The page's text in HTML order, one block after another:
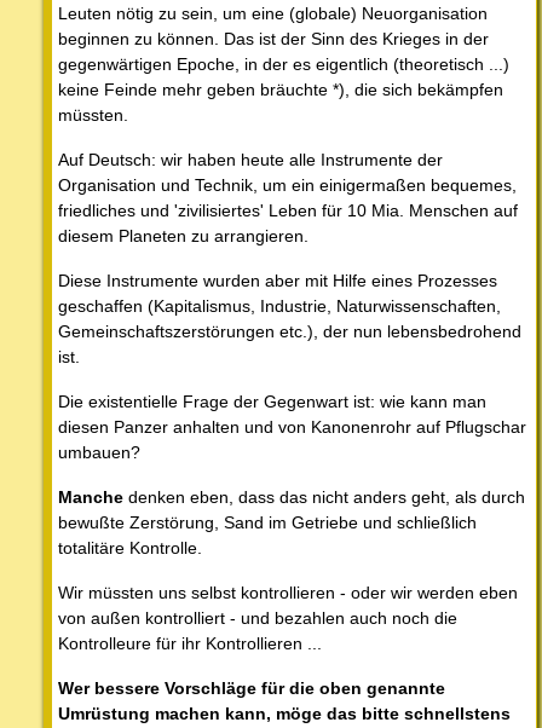
Leuten nötig zu sein, um eine (globale) Neuorganisation
beginnen zu können. Das ist der Sinn des Krieges in der
gegenwärtigen Epoche, in der es eigentlich (theoretisch ...)
keine Feinde mehr geben bräuchte *), die sich bekämpfen
müssten.
Auf Deutsch: wir haben heute alle Instrumente der
Organisation und Technik, um ein einigermaßen bequemes,
friedliches und 'zivilisiertes' Leben für 10 Mia. Menschen auf
diesem Planeten zu arrangieren.
Diese Instrumente wurden aber mit Hilfe eines Prozesses
geschaffen (Kapitalismus, Industrie, Naturwissenschaften,
Gemeinschaftszerstörungen etc.), der nun lebensbedrohend
ist.
Die existentielle Frage der Gegenwart ist: wie kann man
diesen Panzer anhalten und von Kanonenrohr auf Pflugschar
umbauen?
Manche denken eben, dass das nicht anders geht, als durch
bewußte Zerstörung, Sand im Getriebe und schließlich
totalitäre Kontrolle.
Wir müssten uns selbst kontrollieren - oder wir werden eben
von außen kontrolliert - und bezahlen auch noch die
Kontrolleure für ihr Kontrollieren ...
Wer bessere Vorschläge für die oben genannte
Umrüstung machen kann, möge das bitte schnellstens